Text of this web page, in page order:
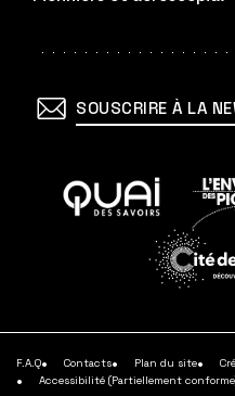
SOUSCRIRE À LA
En
plus
F.A.Q Contacts Plan du site
Accessibilité (Partiellement